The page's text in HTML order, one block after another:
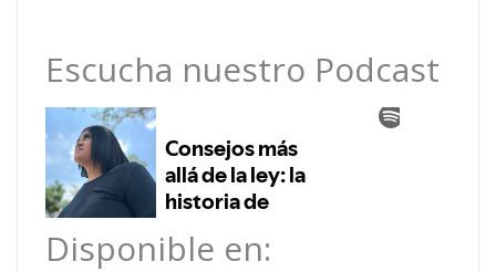
Escucha nuestro Podcast
Disponible en: